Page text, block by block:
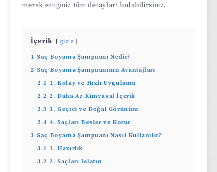
merak ettiğiniz tüm detayları bulabilirsiniz.
İçerik gizle
1 Saç Boyama Şampuanı Nedir?
2 Saç Boyama Şampuanının Avantajları
2.1 1. Kolay ve Hızlı Uygulama
2.2 2. Daha Az Kimyasal İçerik
2.3 3. Geçici ve Doğal Görünüm
2.4 4. Saçları Besler ve Korur
3 Saç Boyama Şampuanı Nasıl Kullanılır?
3.1 1. Hazırlık
3.2 2. Saçları Islatın